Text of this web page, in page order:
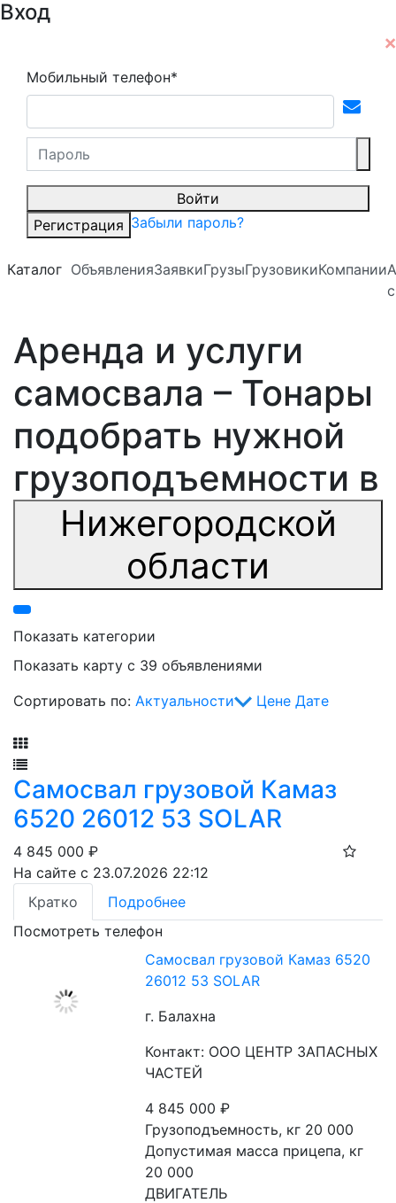
Вход
Мобильный телефон*
Войти
Регистрация Забыли пароль?
Каталог ОбъявленияЗаявкиГрузыГрузовикиКомпании
Аренда и услуги
самосвала – Тонары
подобрать нужной
грузоподъемности в
Нижегородской
области
Показать категории
Показать карту с 39 объявлениями
Сортировать по: Актуальности Цене Дате
Самосвал грузовой Камаз
6520 26012 53 SOLAR
4 845 000 ₽
На сайте с 23.07.2026 22:12
Кратко
Подробнее
Посмотреть телефон
Самосвал грузовой Камаз 6520
26012 53 SOLAR
г. Балахна
Контакт: ООО ЦЕНТР ЗАПАСНЫХ
ЧАСТЕЙ
4 845 000₽
Грузоподъемность, кг 20 000
Допустимая масса прицепа, кг
20 000
ДВИГАТЕЛЬ